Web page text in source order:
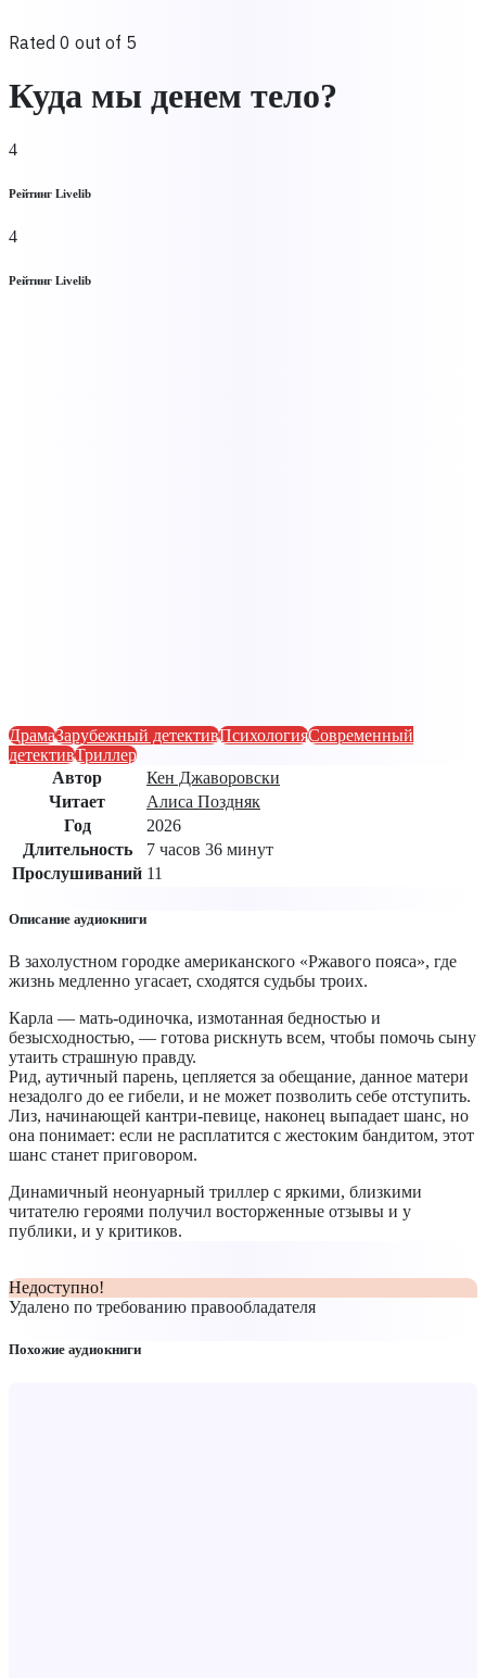
Rated 0 out of 5
Куда мы денем тело?
4
Рейтинг Livelib
4
Рейтинг Livelib
ДрамаЗарубежный детективПсихологияСовременный
детективТриллер
Автор
Кен Джаворовски
Читает
Алиса Поздняк
Год
2026
Длительность
7 часов 36 минут
Прослушиваний 11
Описание аудиокниги
В захолустном городке американского «Ржавого пояса», где
жизнь медленно угасает, сходятся судьбы троих.
Карла — мать-одиночка, измотанная бедностью и
безысходностью, — готова рискнуть всем, чтобы помочь сыну
утаить страшную правду.
Рид, аутичный парень, цепляется за обещание, данное матери
незадолго до ее гибели, и не может позволить себе отступить.
Лиз, начинающей кантри-певице, наконец выпадает шанс, но
она понимает: если не расплатится с жестоким бандитом, этот
шанс станет приговором.
Динамичный неонуарный триллер с яркими, близкими
читателю героями получил восторженные отзывы и у
публики, и у критиков.
Недоступно!
Удалено по требованию правообладателя
Похожие аудиокниги